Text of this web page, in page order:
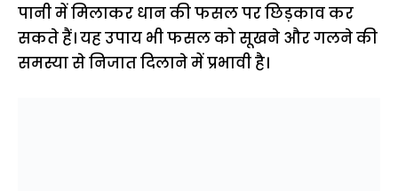
पानी में मिलाकर धान की फसल पर छिड़काव कर
सकते हैं। यह उपाय भी फसल को सूखने और गलने की
समस्या से निजात दिलाने में प्रभावी है।